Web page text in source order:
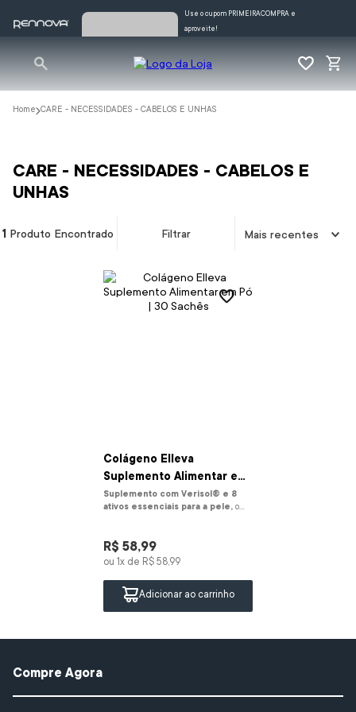
Use o cupom PRIMEIRACOMPRA e
aproveite!
CARE - NECESSIDADES - CABELOS E UNHAS
CARE - NECESSIDADES - CABELOS E
UNHAS
1 Produto Encontrado Filtrar Mais recentes
Colágeno Elleva
Suplemento Alimentar em
Pó | 30 Sachês
Suplemento com Verisol® e 8
ativos essenciais para a pele, o
R$ 58,99
ou 1x de R$ 58,99
Adicionar ao carrinho
Compre Agora